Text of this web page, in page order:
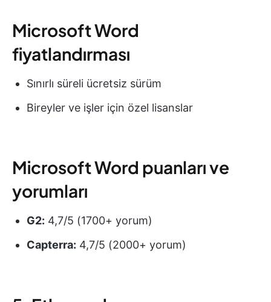
Microsoft Word
fiyatlandırması
Sınırlı süreli ücretsiz sürüm
Bireyler ve işler için özel lisanslar
Microsoft Word puanları ve
yorumları
G2: 4,7/5 (1700+ yorum)
Capterra: 4,7/5 (2000+ yorum)